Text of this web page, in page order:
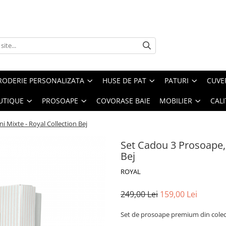
PERSONALIZATA HUSE DE PAT PATURI
PROSOAPE COVORASE BAIE MOBILIER
Mixte - Royal Collection Bej
Set Cadou 3
Bej
ROYAL
249,00 Lei 159,00 Lei
Set de prosoape premium din